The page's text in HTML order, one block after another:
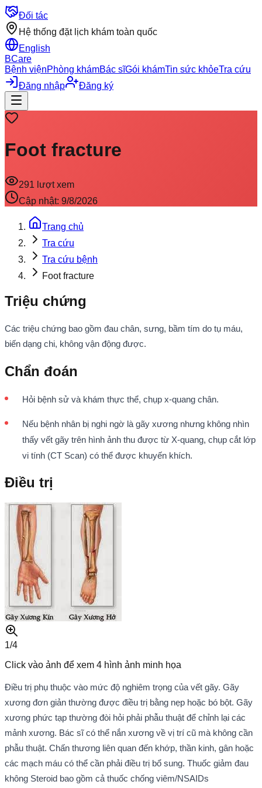
Đối tác
Hệ thống đặt lịch khám toàn quốc
English
BCare
Bệnh việnPhòng khámBác sĩGói khámTin sức khỏeTra cứu
Đăng nhập
Đăng ký
Foot fracture
291 lượt xem
Cập nhật: 9/8/2026
Trang chủ
Tra cứu
Tra cứu bệnh
Foot fracture
Triệu chứng
Các triệu chứng bao gồm đau chân, sưng, bầm tím do tụ máu,
biến dạng chi, không vận động được.
Chẩn đoán
Hỏi bệnh sử và khám thực thể, chụp x-quang chân.
Nếu bệnh nhân bị nghi ngờ là gãy xương nhưng không nhìn
thấy vết gãy trên hình ảnh thu được từ X-quang, chụp cắt lớp
vi tính (CT Scan) có thể được khuyến khích.
Điều trị
1/4
Click vào ảnh để xem 4 hình ảnh minh họa
Điều trị phụ thuộc vào mức độ nghiêm trọng của vết gãy. Gãy
xương đơn giản thường được điều trị bằng nẹp hoặc bó bột. Gãy
xương phức tạp thường đòi hỏi phải phẫu thuật để chỉnh lại các
mảnh xương. Bác sĩ có thể nắn xương về vị trí cũ mà không cần
phẫu thuật. Chấn thương liên quan đến khớp, thần kinh, gân hoặc
các mạch máu có thể cần phải điều trị bổ sung. Thuốc giảm đau
không Steroid bao gồm cả thuốc chống viêm/NSAIDs